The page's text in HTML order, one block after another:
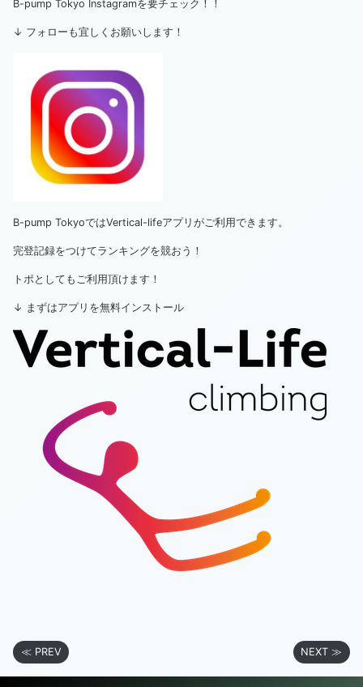
B-pump Tokyo Instagramを要チェック！！
↓ フォローも宜しくお願いします！
B-pump TokyoではVertical-lifeアプリがご利用できます。
完登記録をつけてランキングを競おう！
トポとしてもご利用頂けます！
↓ まずはアプリを無料インストール
≪ PREV NEXT ≫